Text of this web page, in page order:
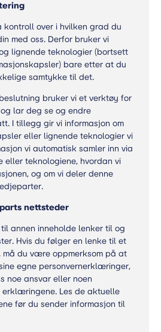
kontroll over i hvilken grad du
med oss. Derfor bruker vi
lignende teknologier (bortsett
bare etter at du
samtykke til det.
bruker vi et verktøy for
lar deg se og endre
I tillegg gir vi informasjon om
eller lignende teknologier vi
vi automatisk samler inn via
eller teknologiene, hvordan vi
og om vi deler denne
nettsteder
annen inneholde lenker til og
Hvis du følger en lenke til et
må du være oppmerksom på at
egne personvernerklæringer,
noe ansvar eller noen
Les de aktuelle
før du sender informasjon til